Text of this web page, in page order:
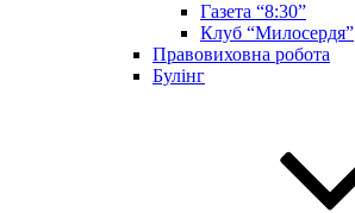
Газета “8:30”
Клуб “Милосердя”
Правовиховна робота
Булінг